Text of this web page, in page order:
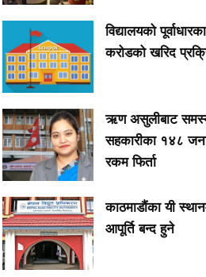
विद्यालयको
करोडको खरिद
ऋण असुलीबाट
सहकारीका १४८
रकम फिर्ता
काठमाडौंका यी
आपूर्ति बन्द हुने